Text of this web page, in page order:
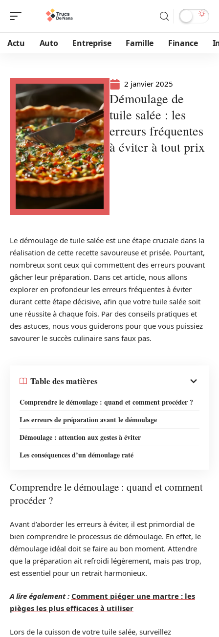
Actu Auto Entreprise Famille Finance
2 janvier 2025
Démoulage de
tuile salée : les
erreurs fréquentes
à éviter à tout prix
Le démoulage de tuile salée est une étape cruciale dans la
réalisation de cette recette savoureuse et prisée. Pourtant,
nombreux sont ceux qui commettent des erreurs pouvant
gâcher leur préparation. Dans cet article, nous allons
explorer en profondeur les erreurs fréquentes à éviter
durant cette étape décisive, afin que votre tuile salée soit
une réussite à chaque fois. Par des conseils pratiques et
des astuces, nous vous guiderons pour que vous puissiez
savourer le succès culinaire sans faux pas.
Table des matières
Comprendre le démoulage : quand et comment procéder ?
Les erreurs de préparation avant le démoulage
Démoulage : attention aux gestes à éviter
Les conséquences d’un démoulage raté
Comprendre le démoulage : quand et comment
procéder ?
Avant d’aborder les erreurs à éviter, il est primordial de
bien comprendre le processus de démoulage. En effet, le
démoulage idéal doit se faire au bon moment. Attendre
que la préparation ait refroidi légèrement, mais pas trop,
est essentiel pour un retrait harmonieux.
A lire également : Comment piéger une martre : les
pièges les plus efficaces à utiliser
Lors de la cuisson de votre tuile salée, surveillez